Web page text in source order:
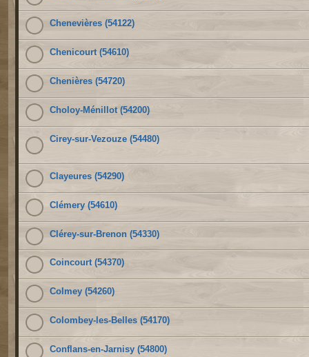
Chenevières (54122)
Chenicourt (54610)
Chenières (54720)
Choloy-Ménillot (54200)
Cirey-sur-Vezouze (54480)
Clayeures (54290)
Clémery (54610)
Clérey-sur-Brenon (54330)
Coincourt (54370)
Colmey (54260)
Colombey-les-Belles (54170)
Conflans-en-Jarnisy (54800)